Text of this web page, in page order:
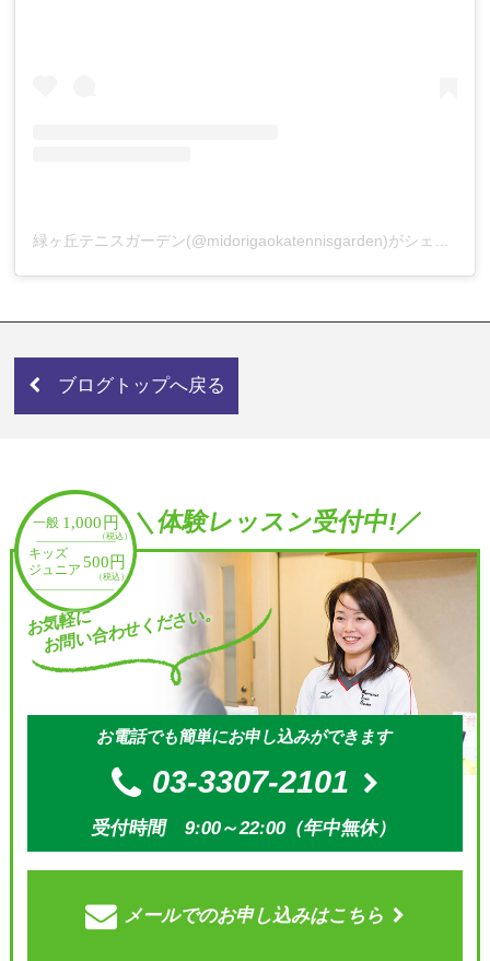
ブログトップへ戻る
＼体験レッスン受付中!／
お気軽に
お問い合わせください。
お電話でも簡単にお申し込みができます
03-3307-2101
受付時間 9:00～22:00（年中無休）
メールでのお申し込みはこちら